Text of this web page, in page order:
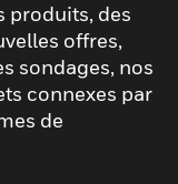
produits, des
offres,
sondages, nos
connexes par
de